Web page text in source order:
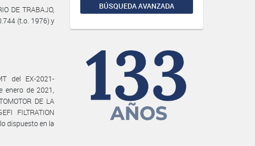
BÚSQUEDA AVANZADA
DE TRABAJO,
(t.o. 1976) y
del EX-2021-
enero de 2021,
DE LA
FILTRATION
dispuesto en la